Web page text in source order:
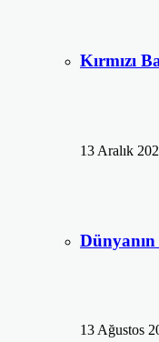
Kırmızı
13 Aralık
13 Ağustos